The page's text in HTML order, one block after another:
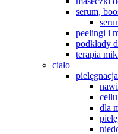
serum,
peelingi i
podkłady
terapia
ciało
pielęgnacja
dla